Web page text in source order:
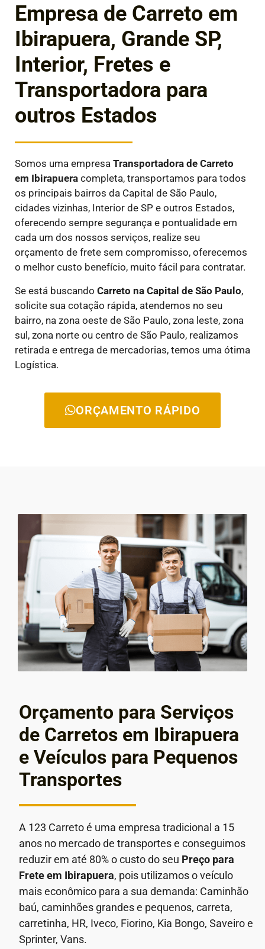
Empresa de Carreto em
Ibirapuera, Grande SP,
Interior, Fretes e
Transportadora para
outros Estados
Somos uma empresa Transportadora de Carreto
em Ibirapuera completa, transportamos para todos
os principais bairros da Capital de São Paulo,
cidades vizinhas, Interior de SP e outros Estados,
oferecendo sempre segurança e pontualidade em
cada um dos nossos serviços, realize seu
orçamento de frete sem compromisso, oferecemos
o melhor custo benefício, muito fácil para contratar.
Se está buscando Carreto na Capital de São Paulo,
solicite sua cotação rápida, atendemos no seu
bairro, na zona oeste de São Paulo, zona leste, zona
sul, zona norte ou centro de São Paulo, realizamos
retirada e entrega de mercadorias, temos uma ótima
Logística.
ORÇAMENTO RÁPIDO
Orçamento para Serviços
de Carretos em Ibirapuera
e Veículos para Pequenos
Transportes
A 123 Carreto é uma empresa tradicional a 15
anos no mercado de transportes e conseguimos
reduzir em até 80% o custo do seu Preço para
Frete em Ibirapuera, pois utilizamos o veículo
mais econômico para a sua demanda: Caminhão
baú, caminhões grandes e pequenos, carreta,
carretinha, HR, Iveco, Fiorino, Kia Bongo, Saveiro e
Sprinter, Vans.